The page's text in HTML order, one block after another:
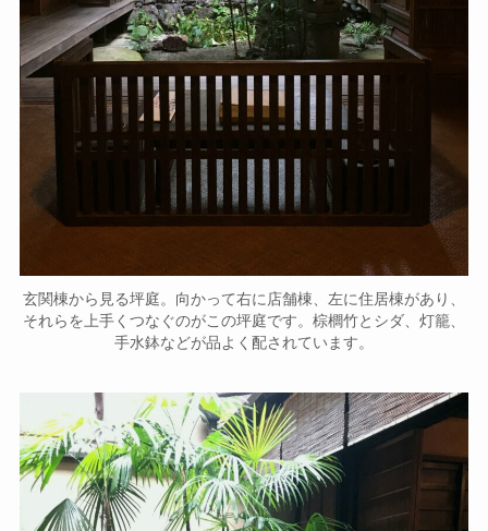
玄関棟から見る坪庭。向かって右に店舗棟、左に住居棟があり、
それらを上手くつなぐのがこの坪庭です。棕櫚竹とシダ、灯籠、
手水鉢などが品よく配されています。